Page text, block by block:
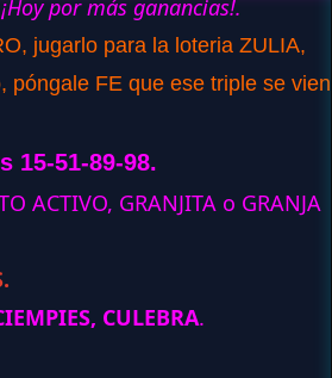
por más ganancias!.
jugarlo para la loteria ZULIA,
FE que ese triple se viene
15-51-89-98.
ACTIVO, GRANJITA o GRANJA
CULEBRA.